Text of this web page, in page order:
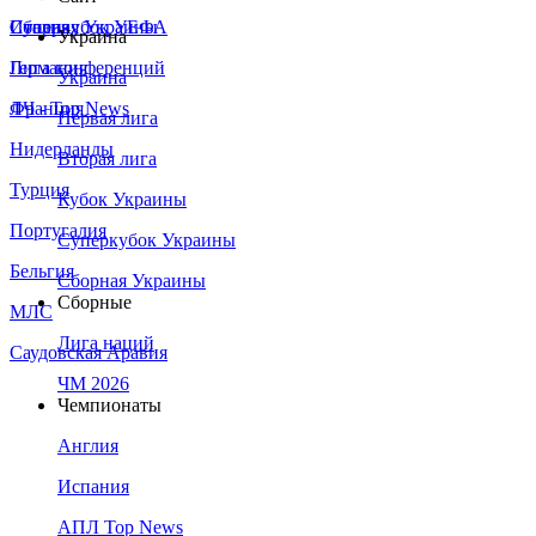
Сборная Украины
Италия
Германия
Франция
Нидерланды
Турция
Португалия
Бельгия
МЛС
Саудовская Аравия
Суперкубок УЕФА
Лига конференций
ЛЧ - Top News
Украина
Украина
Первая лига
Вторая лига
Кубок Украины
Суперкубок Украины
Сборная Украины
Сборные
Лига наций
ЧМ 2026
Чемпионаты
Англия
Испания
АПЛ Top News